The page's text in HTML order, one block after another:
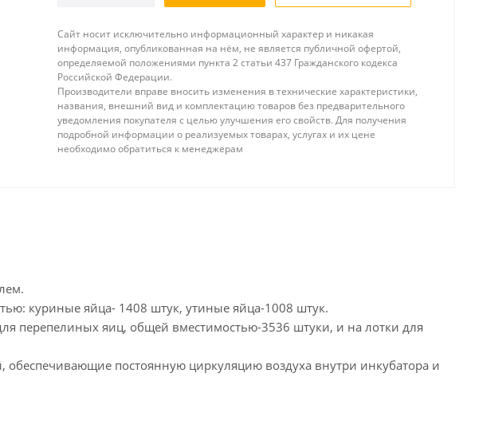
Сайт носит исключительно информационный характер и никакая
информация, опубликованная на нём, не является публичной офертой,
определяемой положениями пункта 2 статьи 437 Гражданского кодекса
Российской Федерации.
Производители вправе вносить изменения в технические характеристики,
названия, внешний вид и комплектацию товаров без предварительного
уведомления покупателя с целью улучшения его свойств. Для получения
подробной информации о реализуемых товарах, услугах и их цене
необходимо обратиться к менеджерам
куриные яйца- 1408 штук, утиные яйца-1008 штук.
перепелиных яиц, общей вместимостью-3536 штуки, и на лотки для
постоянную циркуляцию воздуха внутри инкубатора и